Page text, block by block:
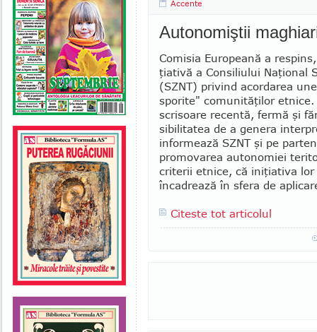
Accente
Autonomiştii
Comisia Europeană a
ţia­tivă a Consiliului Naţional
(SZNT) pri­vind acordarea
sporite" comunită­ţi­lor
scrisoare recentă, fermă şi
sibilitatea de a genera
in­formează SZNT şi pe
pro­mo­varea autonomiei
criterii etnice, că iniţiativa
încadrează în sfera de
Citeste tot articolul